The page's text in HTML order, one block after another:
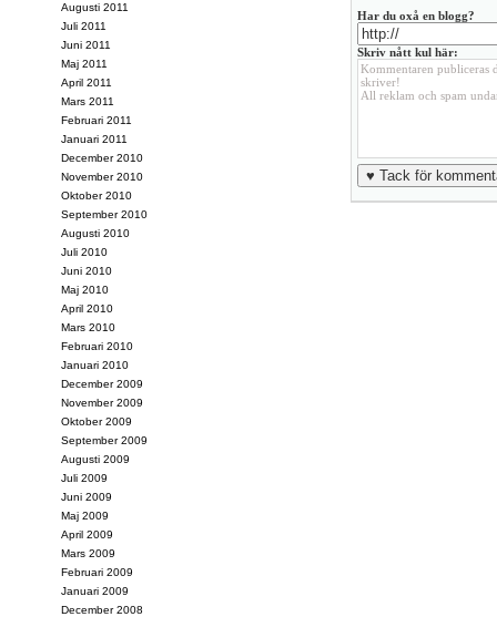
Har du oxå en blogg?
Skriv nått kul här:
Augusti 2011
Juli 2011
Juni 2011
Maj 2011
April 2011
Mars 2011
Februari 2011
Januari 2011
December 2010
November 2010
Oktober 2010
September 2010
Augusti 2010
Juli 2010
Juni 2010
Maj 2010
April 2010
Mars 2010
Februari 2010
Januari 2010
December 2009
November 2009
Oktober 2009
September 2009
Augusti 2009
Juli 2009
Juni 2009
Maj 2009
April 2009
Mars 2009
Februari 2009
Januari 2009
December 2008